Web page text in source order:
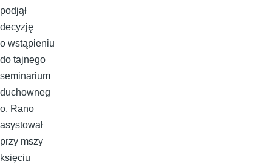
podjął
decyzję
o wstąpieniu
do tajnego
seminarium
duchowneg
o. Rano
asystował
przy mszy
księciu